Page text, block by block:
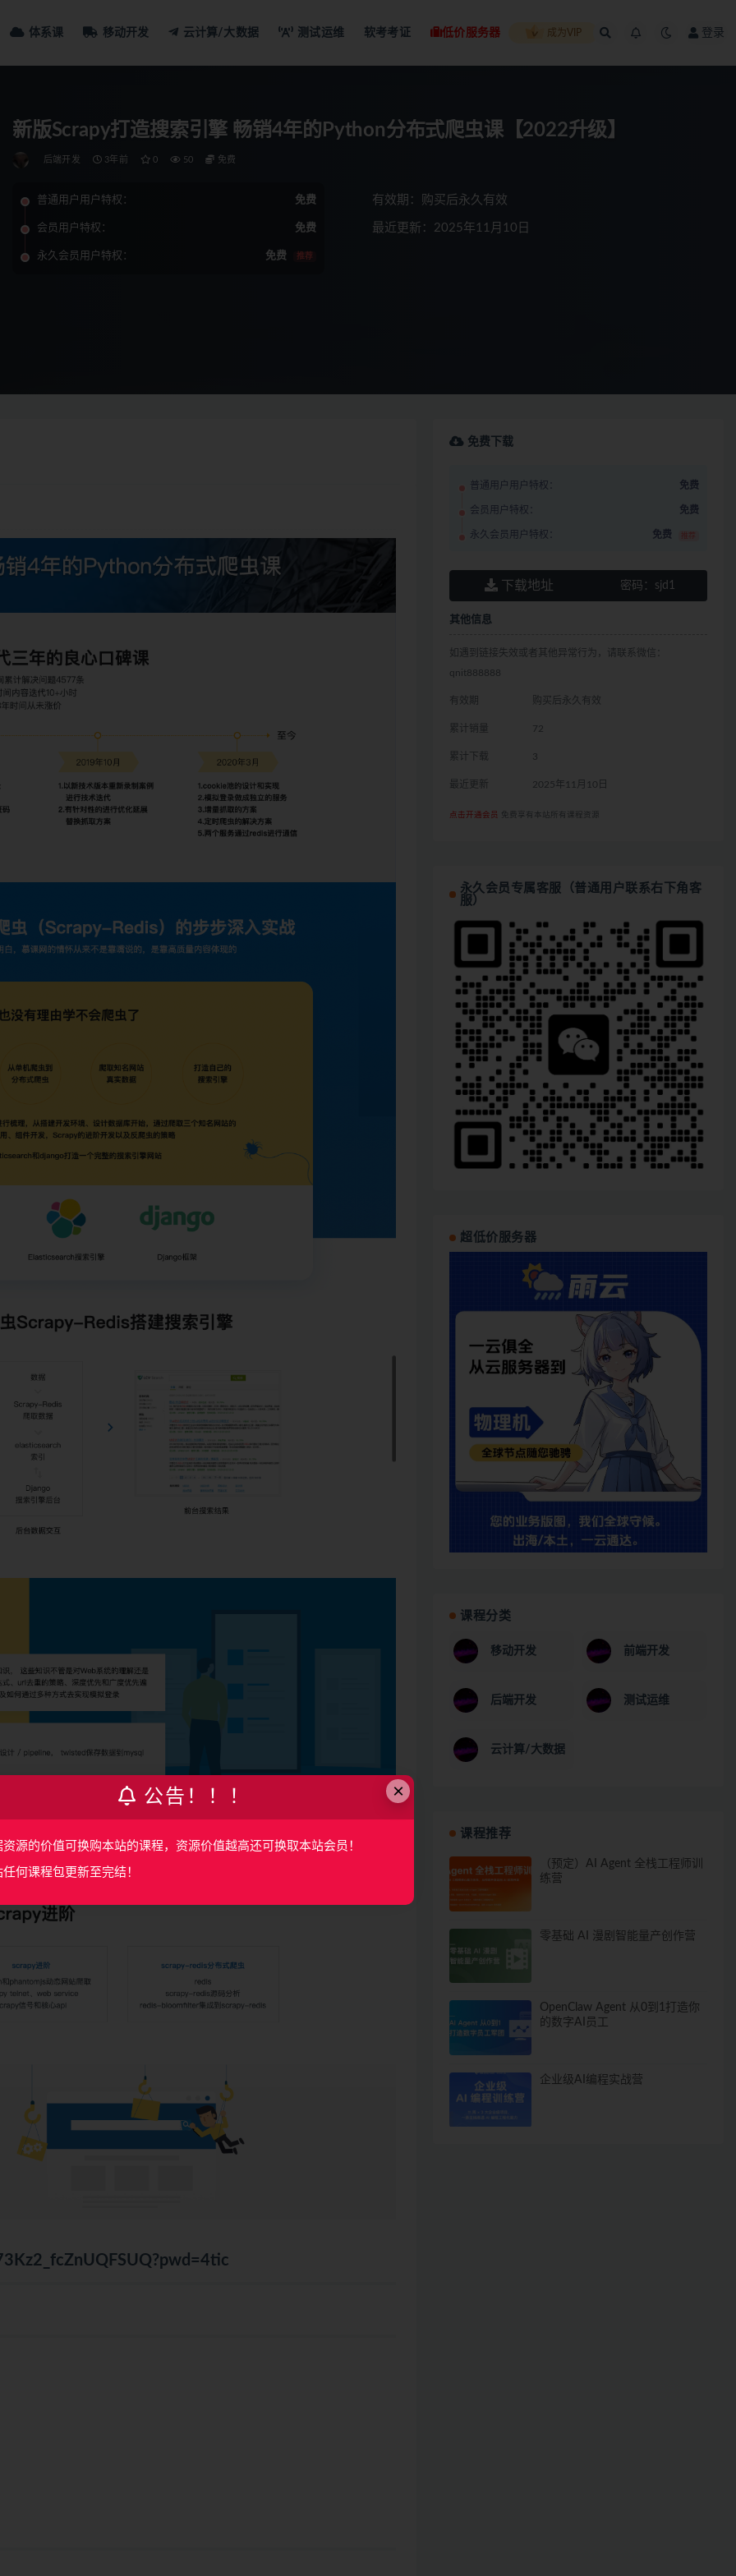
体系课 移动开发 云计算/大数据 测试运维 软考考证 低价服务器 成为VIP 登录
新版Scrapy打造搜索引擎 畅销4年的Python分布式爬虫课【2022升级】
后端开发 3年前 0 50 免费
普通用户用户特权： 免费
会员用户特权： 免费
永久会员用户特权： 免费 推荐
有效期：购买后永久有效
最近更新：2025年11月10日
免费下载
普通用户用户特权： 免费
会员用户特权： 免费
永久会员用户特权： 免费 推荐
下载地址 密码： sjd1
其他信息
如遇到链接失效或者其他异常行为，请联系微信：
qnit888888
有效期 购买后永久有效
累计销量 72
累计下载 3
最近更新 2025年11月10日
点击开通会员 免费享有本站所有课程资源
永久会员专属客服（普通用户联系右下角客
服）
超低价服务器
课程分类
移动开发 前端开发
后端开发 测试运维
云计算/大数据
课程推荐
（预定）AI Agent 全栈工程师训
练营
零基础 AI 漫剧智能量产创作营
OpenClaw Agent 从0到1打造你
的数字AI员工
企业级AI编程实战营
×
公告！！！
资源的价值可换购本站的课程，资源价值越高还可换取本站会员！
任何课程包更新至完结！